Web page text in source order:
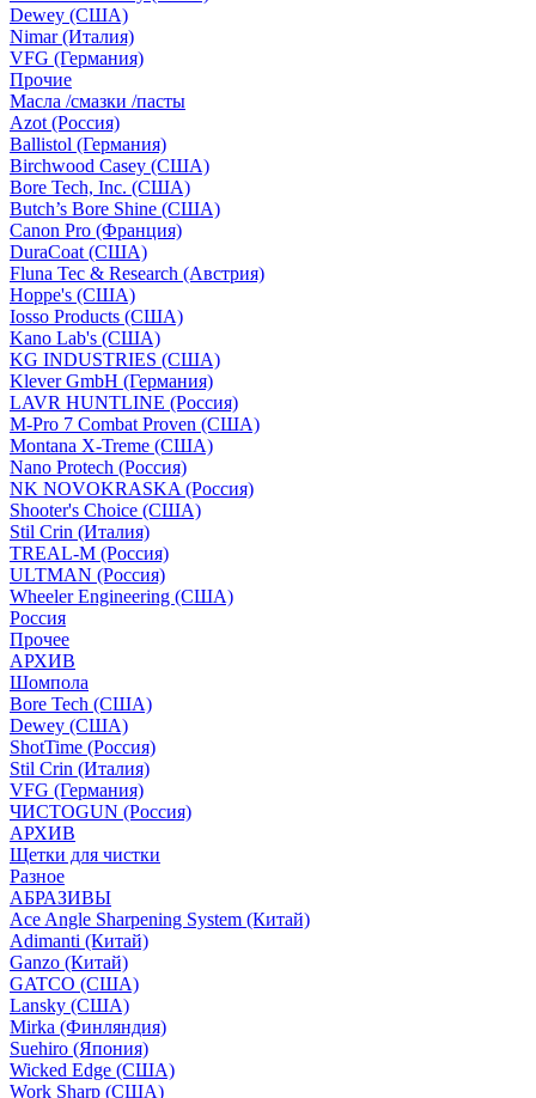
Dewey (США)
Nimar (Италия)
VFG (Германия)
Прочие
Масла /смазки /пасты
Azot (Россия)
Ballistol (Германия)
Birchwood Casey (США)
Bore Tech, Inc. (США)
Butch’s Bore Shine (СШA)
Canon Pro (Франция)
DuraCoat (США)
Fluna Tec & Research (Австрия)
Hoppe's (США)
Iosso Products (США)
Kano Lab's (США)
KG INDUSTRIES (США)
Klever GmbH (Германия)
LAVR HUNTLINE (Россия)
M-Pro 7 Combat Proven (СШA)
Montana X-Treme (США)
Nano Protech (Россия)
NK NOVOKRASKA (Россия)
Shooter's Choice (СШA)
Stil Crin (Италия)
TREAL-M (Россия)
ULTMAN (Россия)
Wheeler Engineering (СШA)
Россия
Прочее
АРХИВ
Шомпола
Bore Tech (США)
Dewey (США)
ShotTime (Россия)
Stil Crin (Италия)
VFG (Германия)
ЧИСТОGUN (Россия)
АРХИВ
Щетки для чистки
Разное
АБРАЗИВЫ
Ace Angle Sharpening System (Китай)
Adimanti (Китай)
Ganzo (Китай)
GATCO (США)
Lansky (США)
Mirka (Финляндия)
Suehiro (Япония)
Wicked Edge (США)
Work Sharp (США)